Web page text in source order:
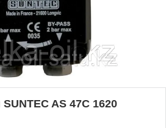
AS 47C 1620